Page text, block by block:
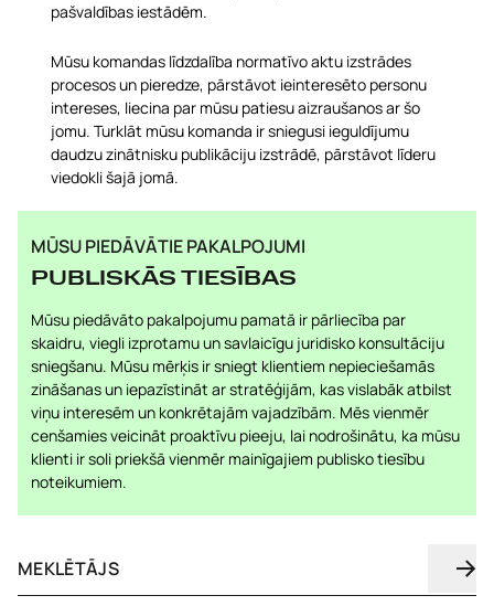
pašvaldības iestādēm.
Mūsu komandas līdzdalība normatīvo aktu izstrādes
procesos un pieredze, pārstāvot ieinteresēto personu
intereses, liecina par mūsu patiesu aizraušanos ar šo
jomu. Turklāt mūsu komanda ir sniegusi ieguldījumu
daudzu zinātnisku publikāciju izstrādē, pārstāvot līderu
viedokli šajā jomā.
MŪSU PIEDĀVĀTIE PAKALPOJUMI
PUBLISKĀS TIESĪBAS
Mūsu piedāvāto pakalpojumu pamatā ir pārliecība par
skaidru, viegli izprotamu un savlaicīgu juridisko konsultāciju
sniegšanu. Mūsu mērķis ir sniegt klientiem nepieciešamās
zināšanas un iepazīstināt ar stratēģijām, kas vislabāk atbilst
viņu interesēm un konkrētajām vajadzībām. Mēs vienmēr
cenšamies veicināt proaktīvu pieeju, lai nodrošinātu, ka mūsu
klienti ir soli priekšā vienmēr mainīgajiem publisko tiesību
noteikumiem.